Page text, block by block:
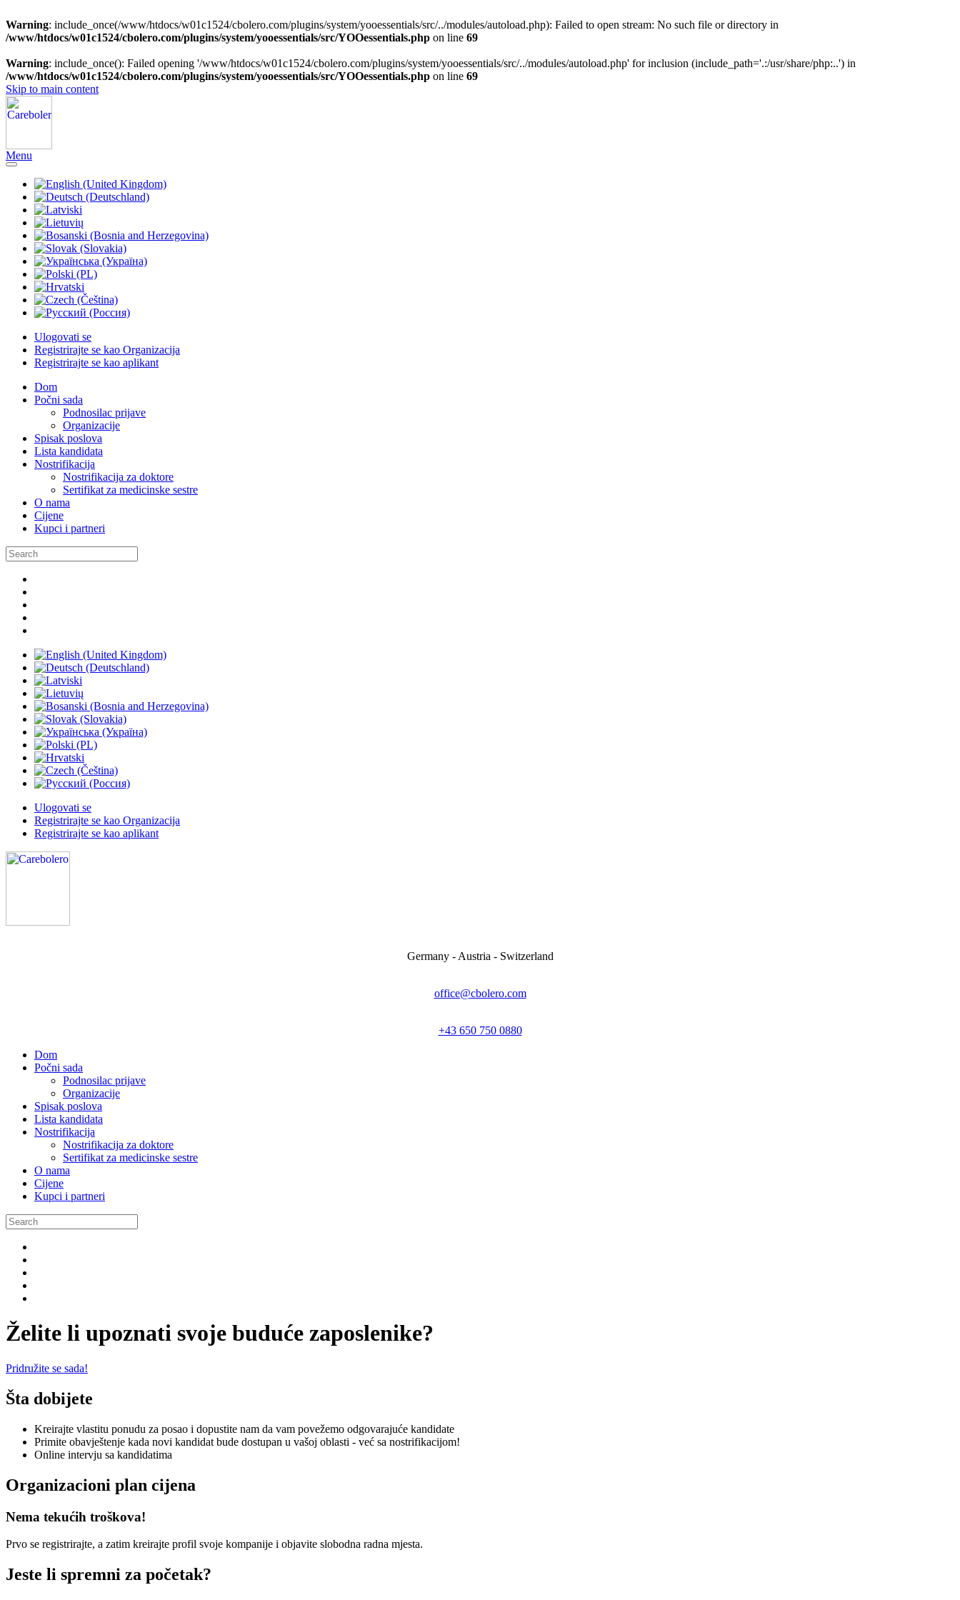
Warning: include_once(/www/htdocs/w01c1524/cbolero.com/plugins/system/yooessentials/src/../modules/autoload.php): Failed to open stream: No such file or directory in
/www/htdocs/w01c1524/cbolero.com/plugins/system/yooessentials/src/YOOessentials.php on line 69
Warning: include_once(): Failed opening '/www/htdocs/w01c1524/cbolero.com/plugins/system/yooessentials/src/../modules/autoload.php' for inclusion (include_path='.:/usr/share/php:..') in
/www/htdocs/w01c1524/cbolero.com/plugins/system/yooessentials/src/YOOessentials.php on line 69
Skip to main content
Menu
Ulogovati se
Registrirajte se kao Organizacija
Registrirajte se kao aplikant
Dom
Počni sada
Podnosilac prijave
Organizacije
Spisak poslova
Lista kandidata
Nostrifikacija
Nostrifikacija za doktore
Sertifikat za medicinske sestre
O nama
Cijene
Kupci i partneri
Ulogovati se
Registrirajte se kao Organizacija
Registrirajte se kao aplikant
Germany - Austria - Switzerland
office@cbolero.com
+43 650 750 0880
Dom
Počni sada
Podnosilac prijave
Organizacije
Spisak poslova
Lista kandidata
Nostrifikacija
Nostrifikacija za doktore
Sertifikat za medicinske sestre
O nama
Cijene
Kupci i partneri
Želite li upoznati svoje buduće zaposlenike?
Pridružite se sada!
Šta dobijete
Kreirajte vlastitu ponudu za posao i dopustite nam da vam povežemo odgovarajuće kandidate
Primite obavještenje kada novi kandidat bude dostupan u vašoj oblasti - već sa nostrifikacijom!
Online intervju sa kandidatima
Organizacioni plan cijena
Nema tekućih troškova!
Prvo se registrirajte, a zatim kreirajte profil svoje kompanije i objavite slobodna radna mjesta.
Jeste li spremni za početak?